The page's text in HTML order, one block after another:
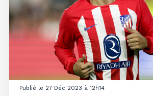
Publié le 27 Déc 2023 à 12h14